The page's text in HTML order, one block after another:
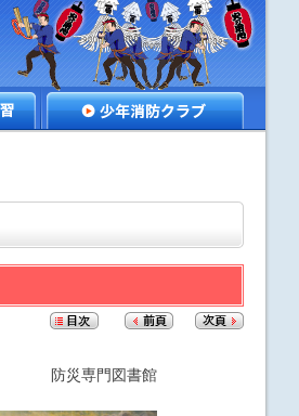
防災専門図書館